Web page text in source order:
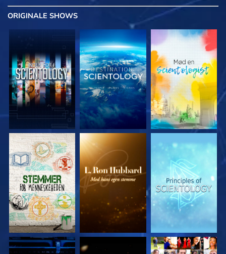
ORIGINALE SHOWS
UDFORSK SERIEN UDFORSK SERIEN UDFORSK SERIEN